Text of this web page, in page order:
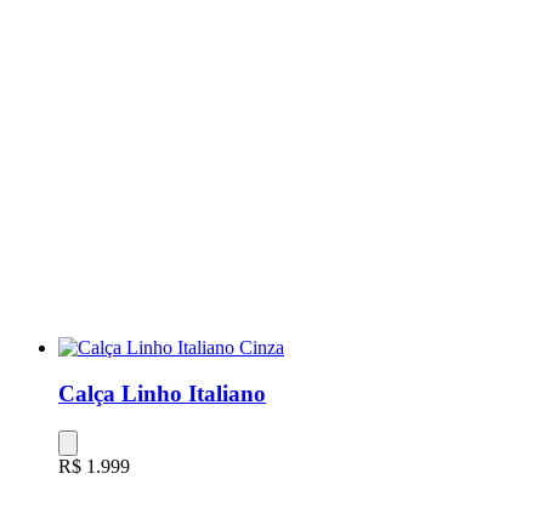
Calça Linho Italiano
R$ 1.999